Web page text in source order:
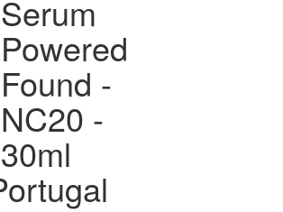
Serum
Powered
Found -
NC20 -
30ml